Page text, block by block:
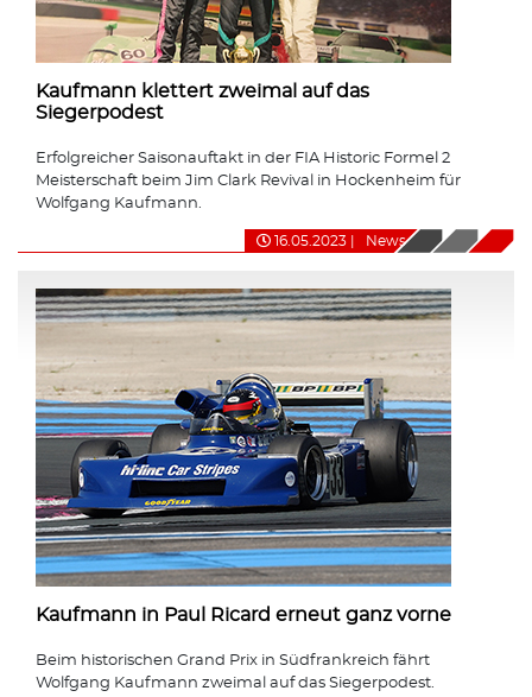
Kaufmann klettert zweimal auf das
Siegerpodest
Erfolgreicher Saisonauftakt in der FIA Historic Formel 2
Meisterschaft beim Jim Clark Revival in Hockenheim für
Wolfgang Kaufmann.
16.05.2023 News
Kaufmann in Paul Ricard erneut ganz vorne
Beim historischen Grand Prix in Südfrankreich fährt
Wolfgang Kaufmann zweimal auf das Siegerpodest.